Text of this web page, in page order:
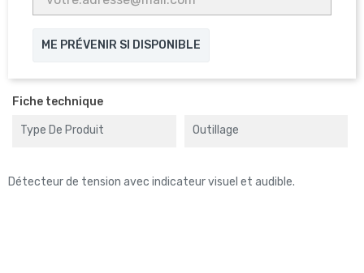
ME PRÉVENIR SI DISPONIBLE
Fiche technique
Type De Produit Outillage
Détecteur de tension avec indicateur visuel et audible.